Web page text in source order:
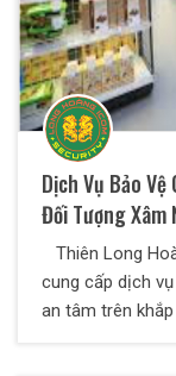
Dịch Vụ Bảo
Đối Tượng Xâm
Thiên Long
cung cấp dịch
an tâm trên